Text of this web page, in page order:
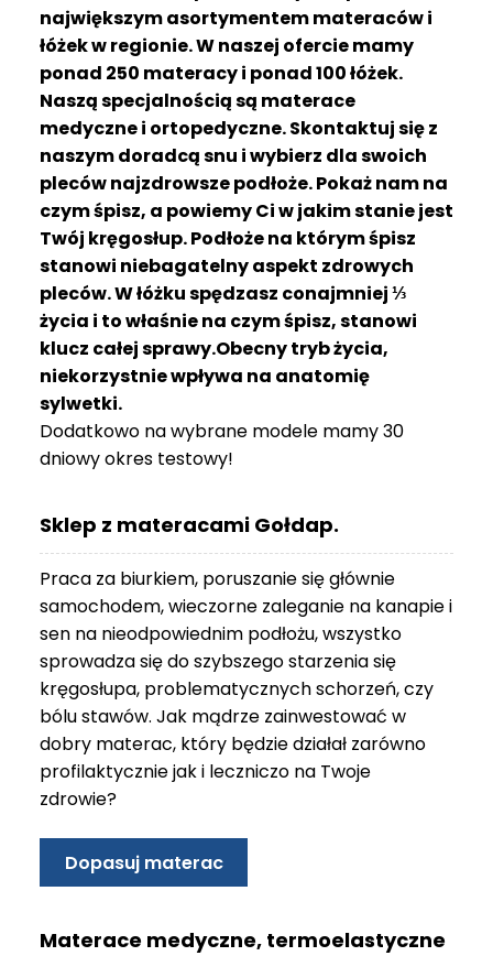
największym asortymentem materaców i
łóżek w regionie. W naszej ofercie mamy
ponad 250 materacy i ponad 100 łóżek.
Naszą specjalnością są materace
medyczne i ortopedyczne. Skontaktuj się z
naszym doradcą snu i wybierz dla swoich
pleców najzdrowsze podłoże. Pokaż nam na
czym śpisz, a powiemy Ci w jakim stanie jest
Twój kręgosłup. Podłoże na którym śpisz
stanowi niebagatelny aspekt zdrowych
pleców. W łóżku spędzasz conajmniej ⅓
życia i to właśnie na czym śpisz, stanowi
klucz całej sprawy.Obecny tryb życia,
niekorzystnie wpływa na anatomię
sylwetki.
Dodatkowo na wybrane modele mamy 30
dniowy okres testowy!
Sklep z materacami Gołdap.
Praca za biurkiem, poruszanie się głównie
samochodem, wieczorne zaleganie na kanapie i
sen na nieodpowiednim podłożu, wszystko
sprowadza się do szybszego starzenia się
kręgosłupa, problematycznych schorzeń, czy
bólu stawów. Jak mądrze zainwestować w
dobry materac, który będzie działał zarówno
profilaktycznie jak i leczniczo na Twoje
zdrowie?
Dopasuj materac
Materace medyczne, termoelastyczne